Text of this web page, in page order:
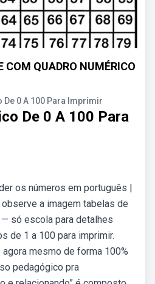
COM QUADRO NUMÉRICO
0 A 100 Para Imprimir
De 0 A 100 Para
os números em português |
a imagem tabelas de
só escola para detalhes
de 1 a 100 para imprimir.
mesmo de forma 100%
pedagógico pra